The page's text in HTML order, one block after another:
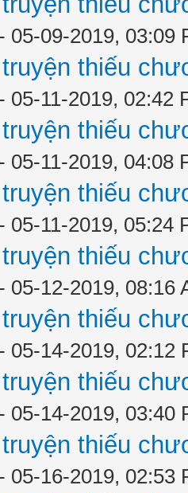
- 05-09-2019, 03:09
thiếu
- 05-11-2019, 02:42
thiếu
- 05-11-2019, 04:08
thiếu
- 05-11-2019, 05:24
thiếu
- 05-12-2019, 08:16
thiếu
- 05-14-2019, 02:12
thiếu
- 05-14-2019, 03:40
thiếu
- 05-16-2019, 02:53